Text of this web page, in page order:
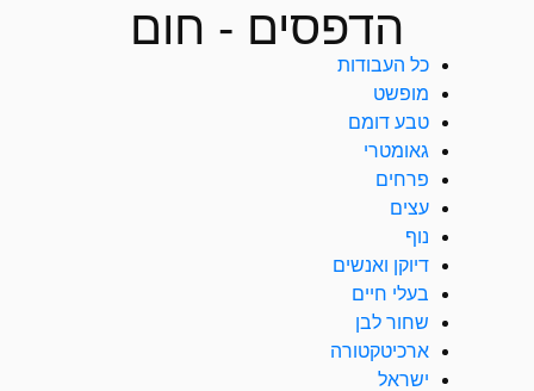
כל העבודות
מופשט
טבע דומם
גאומטרי
פרחים
עצים
נוף
דיוקן ואנשים
בעלי חיים
שחור לבן
ארכיטקטורה
ישראל
הדפסים - חום